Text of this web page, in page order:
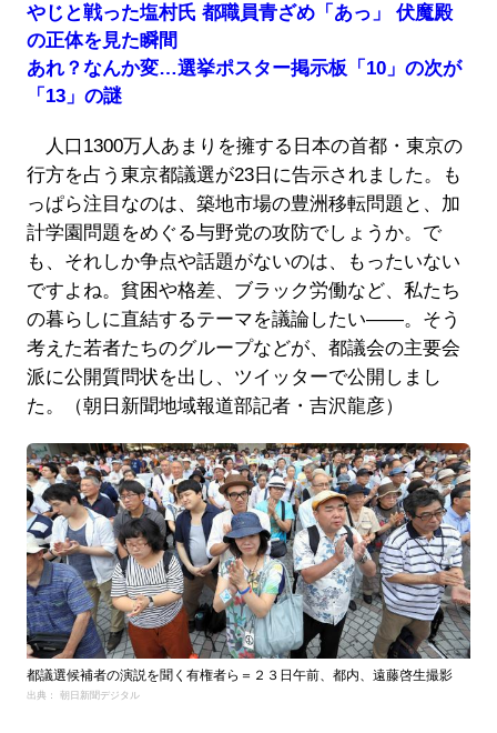
やじと戦った塩村氏 都職員青ざめ「あっ」 伏魔殿
の正体を見た瞬間
あれ？なんか変…選挙ポスター掲示板「10」の次が
「13」の謎
人口1300万人あまりを擁する日本の首都・東京の
行方を占う東京都議選が23日に告示されました。も
っぱら注目なのは、築地市場の豊洲移転問題と、加
計学園問題をめぐる与野党の攻防でしょうか。で
も、それしか争点や話題がないのは、もったいない
ですよね。貧困や格差、ブラック労働など、私たち
の暮らしに直結するテーマを議論したい――。そう
考えた若者たちのグループなどが、都議会の主要会
派に公開質問状を出し、ツイッターで公開しまし
た。（朝日新聞地域報道部記者・吉沢龍彦）
都議選候補者の演説を聞く有権者ら＝２３日午前、都内、遠藤啓生撮影
出典： 朝日新聞デジタル